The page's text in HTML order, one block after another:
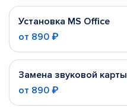
Установка MS Office
от 890 ₽
Замена звуковой карты
от 890 ₽